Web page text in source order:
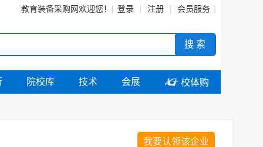
教育装备采购网 欢迎您！ 登录 注册 会员服务
搜 索
院校库 技术 会展  校体购
我要认领该企业